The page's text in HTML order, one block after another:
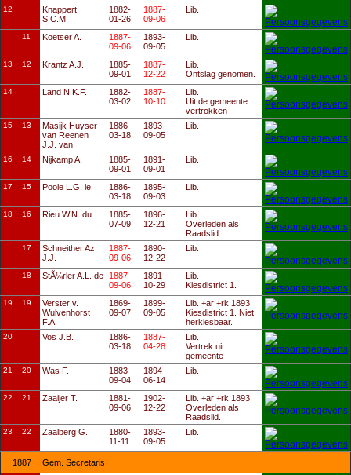
12
Knappert
S.C.M.
1882-
01-26
1887-
09-06
Lib.
11 Koetser A.
1887-
09-06
1893-
09-05
Lib.
13 12 Krantz A.J.
1885-
09-01
1887-
12-22
Lib.
Ontslag genomen.
14 Land N.K.F.
1882-
03-02
1887-
10-10
Lib.
Uit de gemeente
vertrokken
15 13
Masijk Huyser
van Reenen
J.J. van
1886-
03-18
1893-
09-05
Lib.
16 14 Nijkamp A.
1885-
09-01
1891-
09-01
Lib.
17 15 Poole L.G. le
1886-
03-18
1895-
09-03
Lib.
18 16 Rieu W.N. du
1885-
07-09
1896-
12-21
Lib.
Overleden als
Raadslid.
17
Schneither Az.
J.J.
1887-
09-06
1890-
12-22
Lib.
18 StÃ¼rler A.L. de
1887-
09-06
1891-
10-29
Lib.
Kiesdistrict 1.
19 19
Verster v.
Wulvenhorst
F.A.
1869-
09-07
1899-
09-05
Lib. +ar +rk 1893
Kiesdistrict 1. Niet
herkiesbaar.
20 Vos J.B.
1886-
03-18
1887-
04-28
Lib.
Vertrek uit
gemeente
21 20 Was F.
1883-
09-04
1894-
06-14
Lib.
22 21 Zaaijer T.
1881-
09-06
1902-
12-22
Lib. +ar +rk 1893
Overleden als
Raadslid.
23 22 Zaalberg G.
1880-
11-11
1893-
09-05
Lib.
1887 Gem. Secretaris